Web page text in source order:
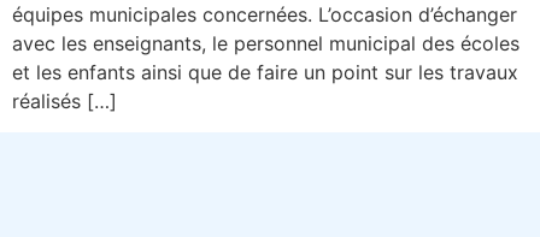
équipes municipales concernées. L’occasion d’échanger
avec les enseignants, le personnel municipal des écoles
et les enfants ainsi que de faire un point sur les travaux
réalisés […]